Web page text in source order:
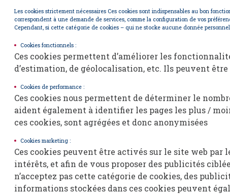
mail
espace
extranet
Les cookies strictement nécessaires Ces cookies sont indispensables au bon
correspondent à une demande de services, comme la configuration de vos
Cependant, si cette catégorie de cookies – qui ne stocke aucune donnée
Cookies fonctionnels :
Ces cookies permettent d’améliorer les
d’estimation, de géolocalisation, etc. Ils peuvent
Cookies de performance :
Ces cookies nous permettent de déterminer le
aident également à identifier les pages les plus /
ces cookies, sont agrégées et donc anonymisées
Cookies marketing :
Ces cookies peuvent être activés sur le site web
intérêts, et afin de vous proposer des publicités
n’acceptez pas cette catégorie de cookies, des
informations stockées dans ces cookies peuvent